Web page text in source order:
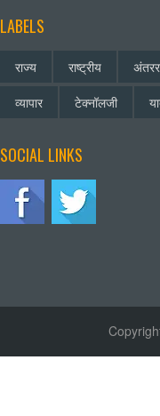
LABELS
राज्य राष्ट्रीय
व्यापार
टेक्नॉलजी
SOCIAL LINKS